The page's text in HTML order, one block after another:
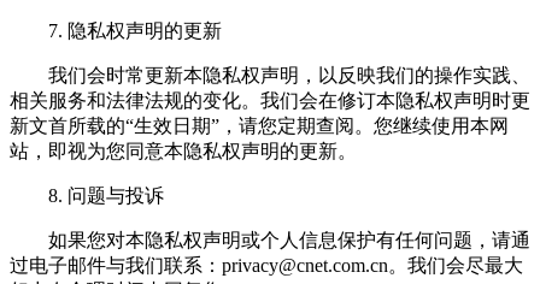
7. 隐私权声明的更新
我们会时常更新本隐私权声明，以反映我们的操作实践、
相关服务和法律法规的变化。我们会在修订本隐私权声明时更
新文首所载的“生效日期”，请您定期查阅。您继续使用本网
站，即视为您同意本隐私权声明的更新。
8. 问题与投诉
如果您对本隐私权声明或个人信息保护有任何问题，请通
过电子邮件与我们联系： privacy@cnet.com.cn。我们会尽最大